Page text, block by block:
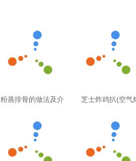
粉蒸排骨的做法及介 芝士炸鸡扒(空气